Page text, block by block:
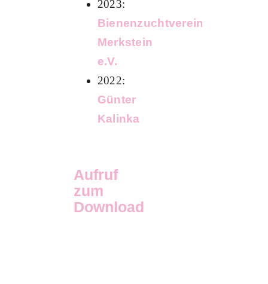
2023:
Bienenzuchtverein
Merkstein
e.V.
2022:
Günter
Kalinka
Aufruf
zum
Download